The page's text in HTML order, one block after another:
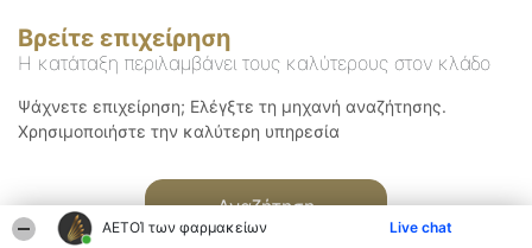
ΑΕΤΟΊ των φαρμακείων Live chat
Βρείτε επιχείρηση
Η κατάταξη περιλαμβάνει τους καλύτερους στον κλάδο
Ψάχνετε επιχείρηση; Ελέγξτε τη μηχανή αναζήτησης.
Χρησιμοποιήστε την καλύτερη υπηρεσία
Αναζήτηση